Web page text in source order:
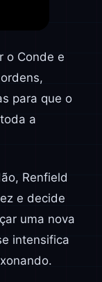
o Conde e
para que o
a
Renfield
e decide
uma nova
intensifica